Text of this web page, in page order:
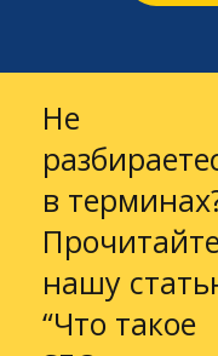
Не
в
Прочитайте
нашу
“Что такое